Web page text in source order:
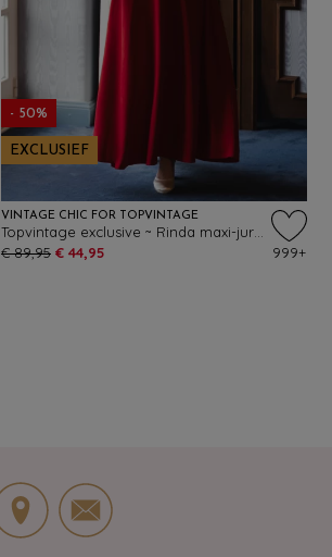
- 50%
EXCLUSIEF
VINTAGE CHIC FOR TOPVINTAGE
Topvintage exclusive ~ Rinda maxi-jurk in lippenstiftrood
€ 89,95 € 44,95 999+